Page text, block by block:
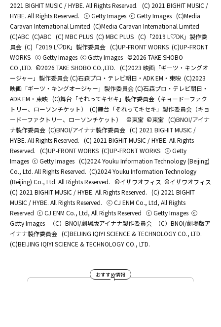
2021 BIGHIT MUSIC / HYBE. All Rights Reserved. (C) 2021 BIGHIT MUSIC /
HYBE. All Rights Reserved. ⓒ Getty Images ⓒ Getty Images (C)Media
Caravan International Limited (C)Media Caravan International Limited
(C)ABC (C)ABC (C) MBC PLUS (C) MBC PLUS (C)「2019 L♡DK」製作委
員会 (C)「2019 L♡DK」製作委員会 (C)UP-FRONT WORKS (C)UP-FRONT
WORKS ⓒ Getty Images ⓒ Getty Images ©2026 TAKE SHOBO
CO.,LTD. ©2026 TAKE SHOBO CO.,LTD. (C)2023 映画「ギーツ・キングオ
ージャー」製作委員会 (C)石森プロ・テレビ朝日・ADK EM・東映 (C)2023
映画「ギーツ・キングオージャー」製作委員会 (C)石森プロ・テレビ朝日・
ADK EM・東映 (C)舞台「それってキセキ」製作委員会（キョードーファク
トリー、ローソンチケット）
(C)舞台「それってキセキ」製作委員会（キョ
ードーファクトリー、ローソンチケット）
©東宝 ©東宝 (C)BNOI/アイナ
ナ製作委員会 (C)BNOI/アイナナ製作委員会 (C) 2021 BIGHIT MUSIC /
HYBE. All Rights Reserved. (C) 2021 BIGHIT MUSIC / HYBE. All Rights
Reserved. (C)UP-FRONT WORKS (C)UP-FRONT WORKS ⓒ Getty
Images ⓒ Getty Images (C)2024 Youku Information Technology (Beijing)
Co., Ltd. All Rights Reserved. (C)2024 Youku Information Technology
(Beijing) Co., Ltd. All Rights Reserved. ©イザワオフィス ©イザワオフィス
(C) 2021 BIGHIT MUSIC / HYBE. All Rights Reserved. (C) 2021 BIGHIT
MUSIC / HYBE. All Rights Reserved. ⓒ CJ ENM Co., Ltd, All Rights
Reserved ⓒ CJ ENM Co., Ltd, All Rights Reserved ⓒ Getty Images ⓒ
Getty Images
（C）BNOI/劇場版アイナナ製作委員会
（C）BNOI/劇場版ア
イナナ製作委員会 (C)BEIJING IQIYI SCIENCE & TECHNOLOGY CO., LTD.
(C)BEIJING IQIYI SCIENCE & TECHNOLOGY CO., LTD.
おすすめ情報